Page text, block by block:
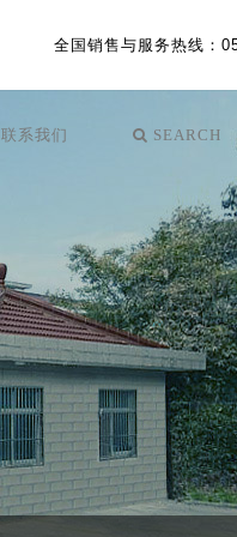
全国销售与服务热线 ：
联系我们 SEARCH